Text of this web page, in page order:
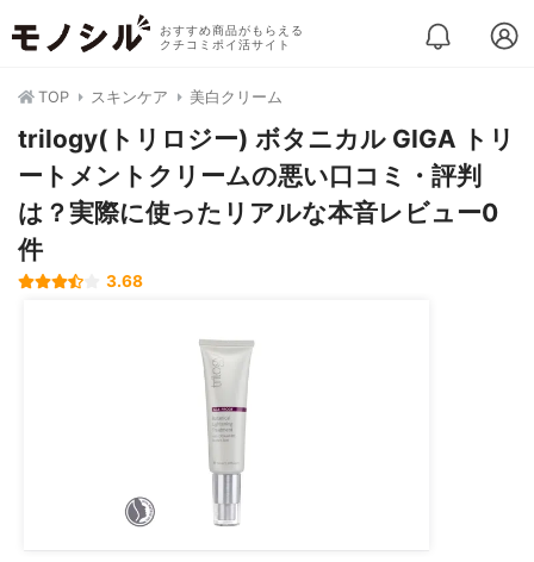
おすすめ商品がもらえる
クチコミポイ活サイト
TOP スキンケア 美白クリーム
trilogy(トリロジー) ボタニカル GIGA トリ
ートメントクリームの悪い口コミ・評判
は？実際に使ったリアルな本音レビュー0
件
3.68